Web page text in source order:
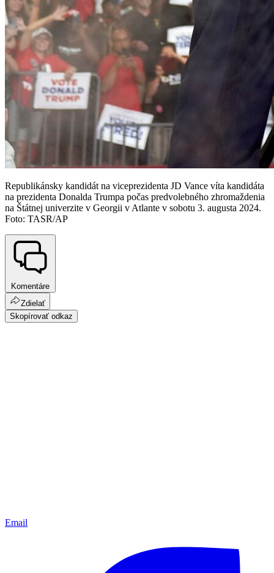
Republikánsky kandidát na viceprezidenta JD Vance víta kandidáta
na prezidenta Donalda Trumpa počas predvolebného zhromaždenia
na Štátnej univerzite v Georgii v Atlante v sobotu 3. augusta 2024.
Foto: TASR/AP
Komentáre
Zdielať
Skopírovať odkaz
Email